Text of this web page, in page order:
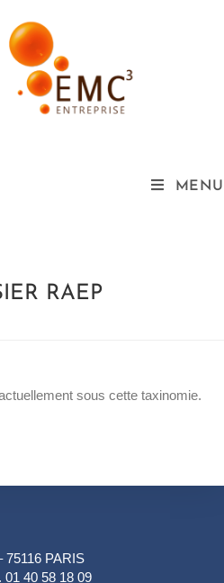
MENU
RAEP
sous cette taxinomie.
75116 PARIS
01 40 58 18 09